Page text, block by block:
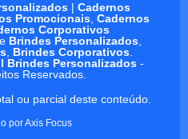
| Cadernos
Promocionais, Cadernos
Corporativos
Brindes Personalizados,
, Brindes Corporativos.
Brindes Personalizados -
Reservados.
ou parcial deste conteúdo.
porAxis Focus